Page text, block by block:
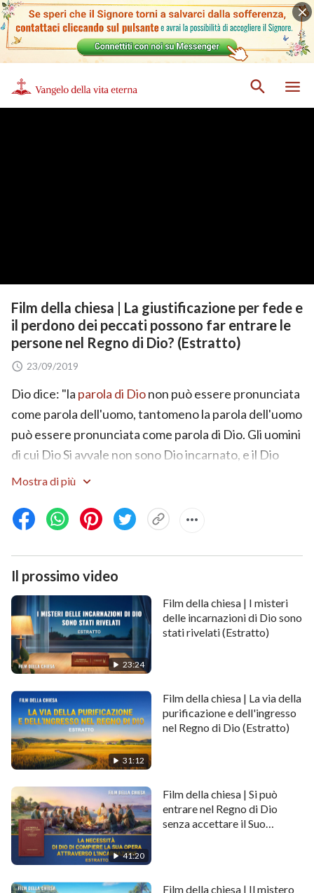
Film della chiesa | La giustificazione per fede e
il perdono dei peccati possono far entrare le
persone nel Regno di Dio? (Estratto)
23/09/2019
Dio dice: "la parola di Dionon può essere pronunciata
come parola dell'uomo, tantomeno la parola dell'uomo
può essere pronunciata come parola di Dio. Gli uomini
di cui Dio Si avvale non sono Dio incarnato, e il Dio
incarnato non è un uomo usato da Dio; in questo, c'è
carne)
. Dio Si è incarnato due volte per compiere la Sua
opera diredenzione e salvare l'umanità, ed entrambe
le volte ci sono state delle persone utilizzate da Dio
che hanno collaborato con l'opera di Dio incarnato. Sia
Dio incarnato sia le persone che Dio utilizza
possiedono un'umanità normale e l'opera dello Spirito
Santo, ma quanto sono differenti esattamente le loro
sostanze? E come dovremmo riconoscere il Dio
incarnato? Le risposte sono rivelate in questo breve
video.
Condivide di più:
Film cristiano completo -
"Pericolosa è la strada per il Regno
dei Cieli"
Mostra di più
Il prossimo video
23:24
Film della chiesa | I misteri
delle incarnazioni di Dio sono
stati rivelati (Estratto)
31:12
Film della chiesa | La via della
purificazione e dell'ingresso
nel Regno di Dio (Estratto)
41:20
Film della chiesa | Si può
entrare nel Regno di Dio
senza accettare il Suo
Film della chiesa | Il mistero